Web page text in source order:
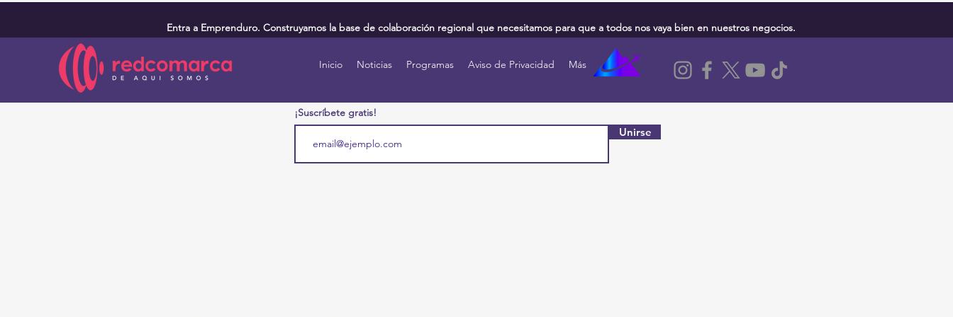
Entra a Emprenduro. Construyamos la base de colaboración regional que necesitamos para que a todos nos vaya bien en nuestros negocios.
Inicio Noticias Programas Aviso de Privacidad Más
¡Suscríbete gratis!
Unirse